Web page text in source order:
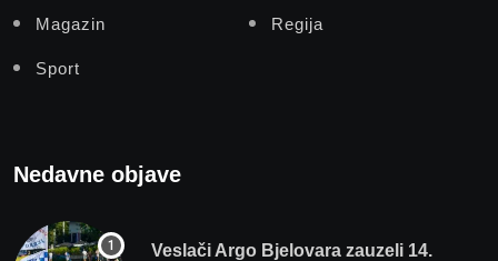
Magazin Regija
Sport
Nedavne objave
Veslači Argo Bjelovara zauzeli 14.